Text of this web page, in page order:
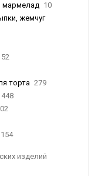
мармелад 10
жемчуг
52
торта 279
448
154
изделий